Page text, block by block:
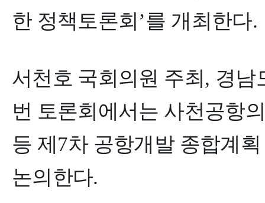
한 정책토론회’를 개최한다.
서천호 국회의원 주최, 경남
번 토론회에서는 사천공항
등 제7차 공항개발 종합계
논의한다.